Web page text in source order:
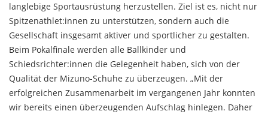
langlebige Sportausrüstung herzustellen. Ziel ist es, nicht nur
Spitzenathlet:innen zu unterstützen, sondern auch die
Gesellschaft insgesamt aktiver und sportlicher zu gestalten.
Beim Pokalfinale werden alle Ballkinder und
Schiedsrichter:innen die Gelegenheit haben, sich von der
Qualität der Mizuno-Schuhe zu überzeugen. „Mit der
erfolgreichen Zusammenarbeit im vergangenen Jahr konnten
wir bereits einen überzeugenden Aufschlag hinlegen. Daher